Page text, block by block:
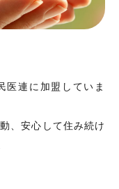
医連に加盟していま
、安心して住み続け